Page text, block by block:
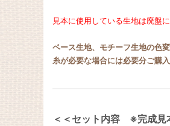
見本に使用している生地は廃盤
ベース生地、モチーフ生地の色
糸が必要な場合には必要分ご購入
＜＜セット内容 ※完成見